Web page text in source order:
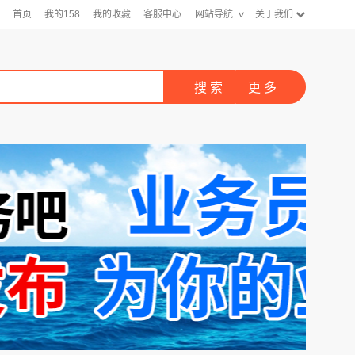
首页 我的158 我的收藏 客服中心 网站导航 关于我们